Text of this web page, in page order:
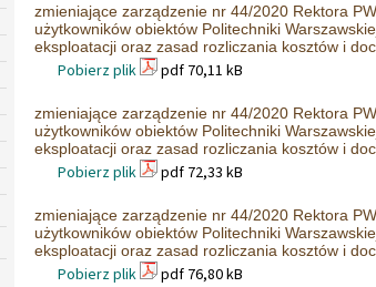
zmieniające zarządzenie nr 44/2020 Rektora
użytkowników obiektów Politechniki
eksploatacji oraz zasad rozliczania kosztów i
Pobierz plik pdf 70,11 kB
zmieniające zarządzenie nr 44/2020 Rektora
użytkowników obiektów Politechniki
eksploatacji oraz zasad rozliczania kosztów i
Pobierz plik pdf 72,33 kB
zmieniające zarządzenie nr 44/2020 Rektora
użytkowników obiektów Politechniki
eksploatacji oraz zasad rozliczania kosztów i
Pobierz plik pdf 76,80 kB